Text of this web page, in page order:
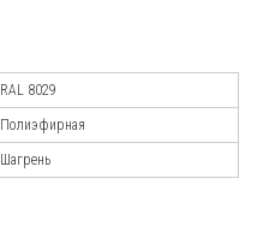
RAL 8029
Полиэфирная
Шагрень